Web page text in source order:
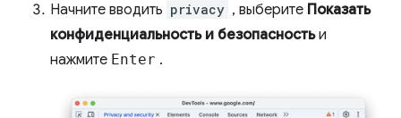
Начните вводить privacy , выберите Показать
конфиденциальность и безопасностьи
нажмите Enter .